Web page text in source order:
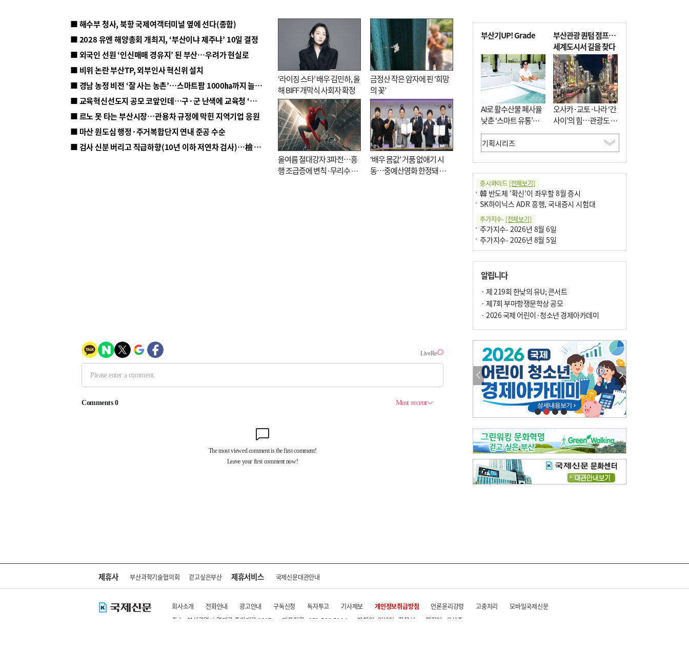
■ 해수부 청사, 북항 국제여객터미널 옆에 선다(종합)
■ 2028 유엔 해양총회 개최지, ‘부산이냐 제주냐’ 10일 결정
■ 외국인 선원 ‘인신매매 경유지’ 된 부산…우려가 현실로
■ 비위 논란 부산TP, 외부인사 혁신위 설치
■ 경남 농정 비전 ‘잘 사는 농촌’…스마트팜 1000㏊까지 늘린다
■ 교육혁신선도지 공모 코앞인데…구·군 난색에 교육청 ‘쩔쩔’
■ 르노 못 타는 부산시장…관용차 규정에 막힌 지역기업 응원
■ 마산 원도심 행정·주거복합단지 연내 준공 수순
■ 검사 신분 버리고 직급하향(10년 이하 저연차 검사)…檢 중수청행 기피
‘라이징 스타’ 배우 김민하, 올
해 BIFF 개막식 사회자 확정
금정산 작은 암자에 핀 ‘희망
의 꽃’
올여름 절대강자 3파전…흥
행 조급증에 변칙·무리수 마
‘배우 몸값’ 거품 없애기 시
동…중예산영화 한정돼 실
부산기UP! Grade
AI로 활수산물 폐사율
낮춘 ‘스마트 유통’…
사막·산악지대 수출
도전
부산관광 퀀텀 점프…
세계도시서 길을 찾다
오사카·교토·나라 ‘간
사이’의 힘…관광도 뭉
쳐야 흥한다
증시와이드 [전체보기]
韓 반도체 ‘확신’이 좌우할 8월 증시
SK하이닉스 ADR 흥행, 국내증시 시험대
주가지수- [전체보기]
주가지수- 2026년 8월 6일
주가지수- 2026년 8월 5일
알립니다
· 제 219회 한낮의 유U; 콘서트
· 제7회 부마항쟁문학상 공모
· 2026 국제 어린이·청소년 경제아카데미
제휴사 부산과학기술협의회 걷고싶은부산 제휴서비스 국제신문대관안내
회사소개 전화안내 광고안내 구독신청 독자투고 기사제보 개인정보취급방침 언론윤리강령 고충처리
모바일국제신문
주소 : 부산광역시 연제구 중앙대로 1217
대표전화 : 051-500-5114 발행인·인쇄인 : 황문성
편집인 : 오상준